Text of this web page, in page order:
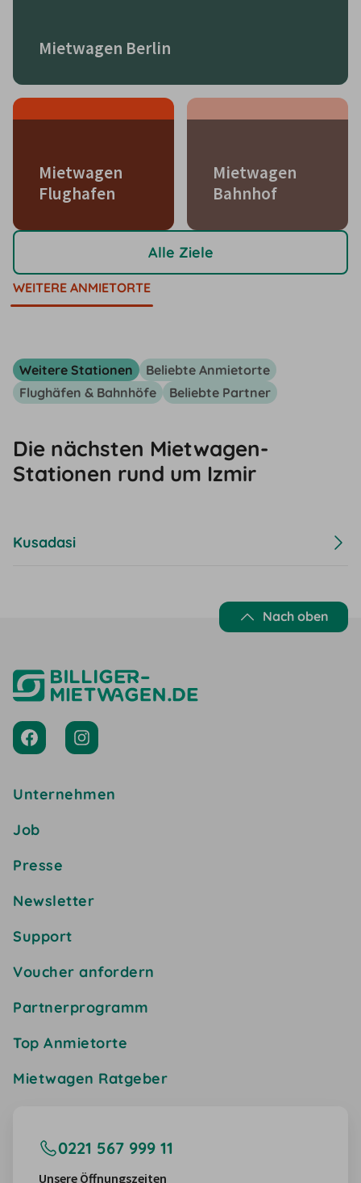
Mietwagen Berlin
Mietwagen
Flughafen
Mietwagen
Bahnhof
Alle Ziele
WEITERE ANMIETORTE
Weitere Stationen
Beliebte Anmietorte
Flughäfen & Bahnhöfe
Beliebte Partner
Die nächsten Mietwagen-
Stationen rund um Izmir
Kusadasi
Nach oben
Unternehmen
Job
Presse
Newsletter
Support
Voucher anfordern
Partnerprogramm
Top Anmietorte
Mietwagen Ratgeber
0221 567 999 11
Unsere Öffnungszeiten